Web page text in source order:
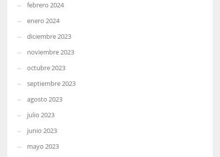
febrero 2024
enero 2024
diciembre 2023
noviembre 2023
octubre 2023
septiembre 2023
agosto 2023
julio 2023
junio 2023
mayo 2023